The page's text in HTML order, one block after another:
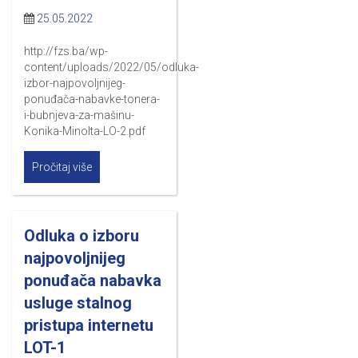
25.05.2022
http://fzs.ba/wp-
content/uploads/2022/05/odluka-
izbor-najpovoljnijeg-
ponuđača-nabavke-tonera-
i-bubnjeva-za-mašinu-
Konika-Minolta-LO-2.pdf
Pročitaj više
Odluka o izboru
najpovoljnijeg
ponuđača nabavka
usluge stalnog
pristupa internetu
LOT-1